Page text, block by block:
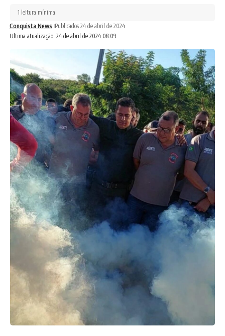
Ultima atualização: 24 de abril de 2024 08:09
Conquista News Publicados 24 de abril de 2024
1 leitura mínima